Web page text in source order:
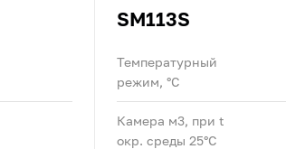
SM113S
Температурный
режим, °C
Камера м3, при t
окр. среды 25°C